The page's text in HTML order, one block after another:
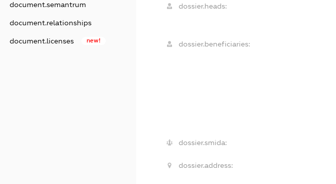
document.semantrum
document.relationships
document.licenses new!
dossier.heads:
dossier.beneficiaries:
dossier.smida:
dossier.address: